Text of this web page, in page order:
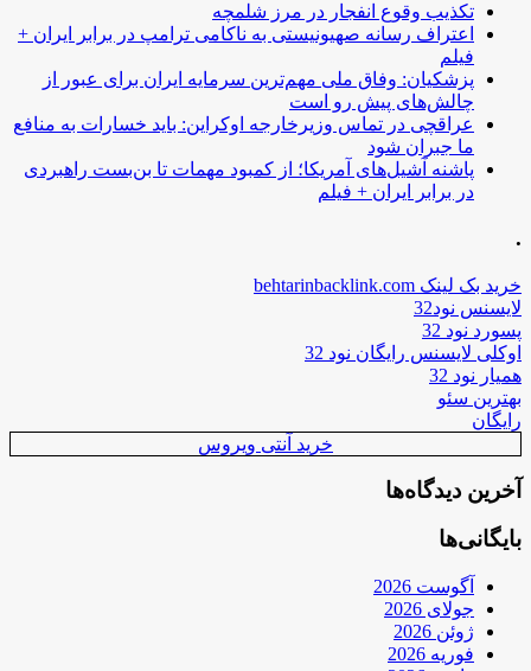
تکذیب وقوع انفجار در مرز شلمچه
اعتراف رسانه صهیونیستی به ناکامی ترامپ در برابر ایران +
فیلم
پزشکیان: وفاق ملی مهم‌ترین سرمایه ایران برای عبور از
چالش‌های پیش رو است
عراقچی در تماس وزیرخارجه اوکراین: باید خسارات به منافع
ما جبران شود
پاشنه آشیل‌های آمریکا؛ از کمبود مهمات تا بن‌بست راهبردی
در برابر ایران + فیلم
.
خرید بک لینک behtarinbacklink.com
لایسنس نود32
پسورد نود 32
اوکلی لایسنس رایگان نود 32
همیار نود 32
بهترین سئو
رایگان
خرید آنتی ویروس
آخرین دیدگاه‌ها
بایگانی‌ها
آگوست 2026
جولای 2026
ژوئن 2026
فوریه 2026